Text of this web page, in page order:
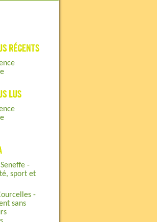
-
sport et
-
sans